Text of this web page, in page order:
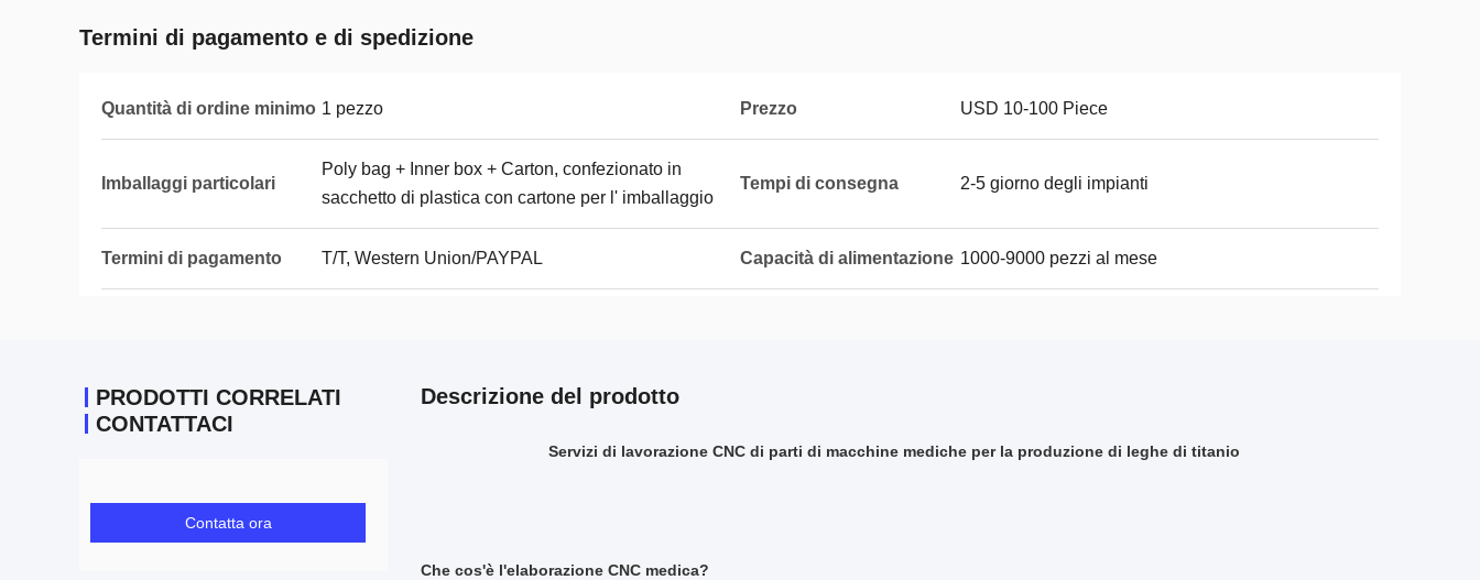
Termini di pagamento e di spedizione
Quantità di ordine minimo 1 pezzo Prezzo USD 10-100 Piece
Imballaggi particolari
Poly bag + Inner box + Carton, confezionato in
sacchetto di plastica con cartone per l' imballaggio
Tempi di consegna 2-5 giorno degli impianti
Termini di pagamento T/T, Western Union/PAYPAL Capacità di alimentazione 1000-9000 pezzi al mese
PRODOTTI CORRELATI
CONTATTACI
Contatta ora
Descrizione del prodotto
Servizi di lavorazione CNC di parti di macchine mediche per la produzione di leghe di titanio
Che cos'è l'elaborazione CNC medica?